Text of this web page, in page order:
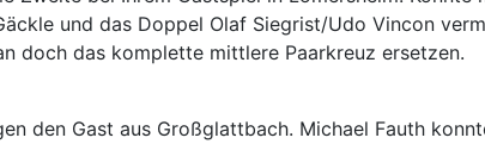
und das Doppel Olaf Siegrist/Udo Vincon
doch das komplette mittlere Paarkreuz ersetzen.
den Gast aus Großglattbach. Michael Fauth